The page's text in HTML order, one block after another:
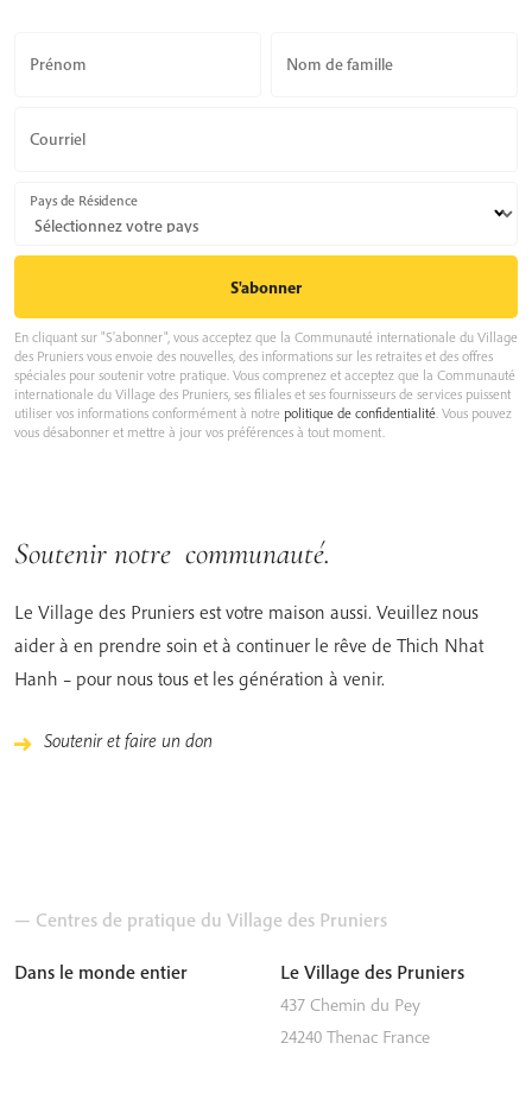
Prénom Nom de famille
Courriel
Pays de Résidence
En cliquant sur "S'abonner", vous acceptez que la Communauté internationale du Village
des Pruniers vous envoie des nouvelles, des informations sur les retraites et des offres
spéciales pour soutenir votre pratique. Vous comprenez et acceptez que la Communauté
internationale du Village des Pruniers, ses filiales et ses fournisseurs de services puissent
utiliser vos informations conformément à notre politique de confidentialité. Vous pouvez
vous désabonner et mettre à jour vos préférences à tout moment.
Soutenir notre communauté.
Le Village des Pruniers est votre maison aussi. Veuillez nous
aider à en prendre soin et à continuer le rêve de Thich Nhat
Hanh – pour nous tous et les génération à venir.
Soutenir et faire un don
— Centres de pratique du Village des Pruniers
Dans le monde entier Le Village des Pruniers
437 Chemin du Pey
24240 Thenac France